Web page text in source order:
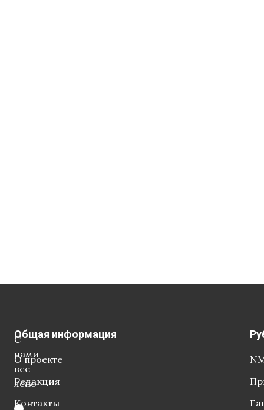
С
нами
все
ясно
Общая информация
О проекте
Редакция
Контакты